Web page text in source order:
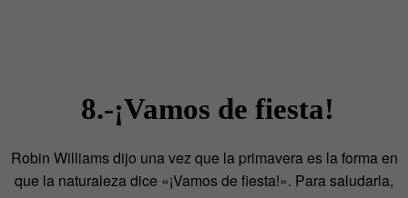
8.-¡Vamos de fiesta!
Robin Williams dijo una vez que la primavera es la forma en
que la naturaleza dice «¡Vamos de fiesta!». Para saludarla,